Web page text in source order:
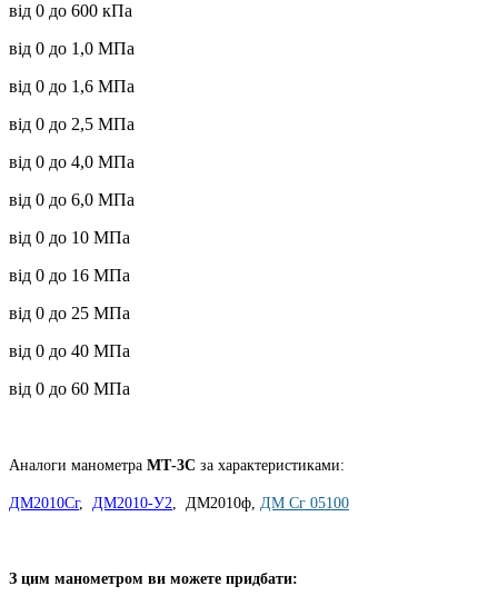
від 0 до 600 кПа
від 0 до 1,0 МПа
від 0 до 1,6 МПа
від 0 до 2,5 МПа
від 0 до 4,0 МПа
від 0 до 6,0 МПа
від 0 до 10 МПа
від 0 до 16 МПа
від 0 до 25 МПа
від 0 до 40 МПа
від 0 до 60 МПа
Аналоги манометра МТ-3С за характеристиками:
ДМ2010Сг, ДМ2010-У2 , ДМ2010ф, ДМ Сг 05100
З цим манометром ви можете придбати: